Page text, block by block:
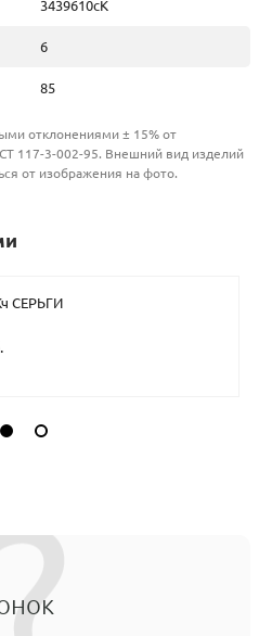
3439610сК
6
85
отклонениями ± 15% от
117-3-002-95. Внешний вид изделий
от изображения на фото.
СЕРЬГИ